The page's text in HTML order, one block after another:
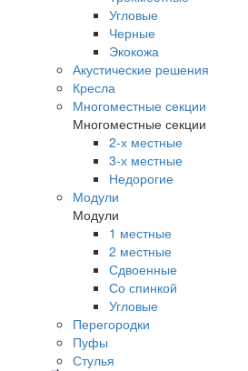
Угловые
Черные
Экокожа
Акустические решения
Кресла
Многоместные секции
Многоместные секции
2-х местные
3-х местные
Недорогие
Модули
Модули
1 местные
2 местные
Сдвоенные
Со спинкой
Угловые
Перегородки
Пуфы
Стулья